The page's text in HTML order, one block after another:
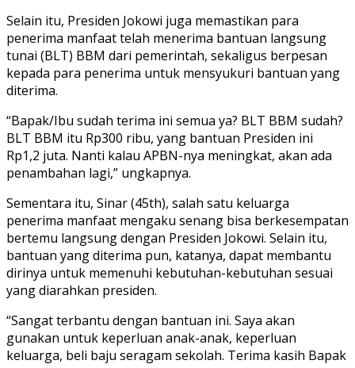
Selain itu, Presiden Jokowi juga memastikan para
penerima manfaat telah menerima bantuan langsung
tunai (BLT) BBM dari pemerintah, sekaligus berpesan
kepada para penerima untuk mensyukuri bantuan yang
diterima.
“Bapak/Ibu sudah terima ini semua ya? BLT BBM sudah?
BLT BBM itu Rp300 ribu, yang bantuan Presiden ini
Rp1,2 juta. Nanti kalau APBN-nya meningkat, akan ada
penambahan lagi,” ungkapnya.
Sementara itu, Sinar (45th), salah satu keluarga
penerima manfaat mengaku senang bisa berkesempatan
bertemu langsung dengan Presiden Jokowi. Selain itu,
bantuan yang diterima pun, katanya, dapat membantu
dirinya untuk memenuhi kebutuhan-kebutuhan sesuai
yang diarahkan presiden.
“Sangat terbantu dengan bantuan ini. Saya akan
gunakan untuk keperluan anak-anak, keperluan
keluarga, beli baju seragam sekolah. Terima kasih Bapak